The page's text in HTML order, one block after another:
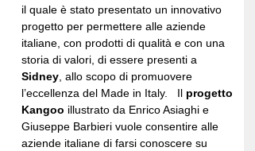
il quale è stato presentato un innovativo
progetto per permettere alle aziende
italiane, con prodotti di qualità e con una
storia di valori, di essere presenti a
Sidney , allo scopo di promuovere
l’eccellenza del Made in Italy.
Il progetto
Kangoo illustrato da Enrico Asiaghi e
Giuseppe Barbieri vuole consentire alle
aziende italiane di farsi conoscere su